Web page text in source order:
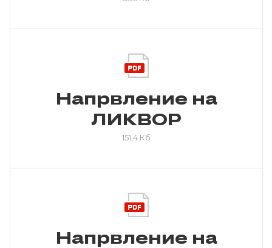
Напрвление на
ЛИКВОР
151,4 Кб
Напрвление на